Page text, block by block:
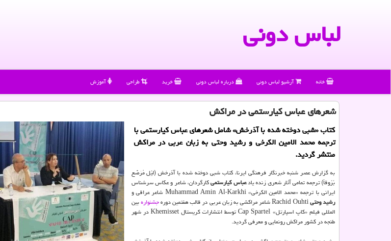
لباس دونی
خانه آرشیو لباس دونی درباره لباس دونی خرید طراحی آموزش
شعرهای عباس كیارستمی در مراكش
کتاب «شبی دوخته شده با آذرخش» شامل شعرهای عباس کیارستمی با
ترجمه محمد الامین الکرخی و رشید وحتی به زبان عربی در مراکش
منتشر گردید.
به گزارش عصر شنبه خبرنگار فرهنگی ایرنا، کتاب شبی دوخته شده با آذرخش (لیْل مُرَصَّع
بُرُوقاً) ترجمه تمامی آثار شعری زنده یادعباس کیارستمیکارگردان، شاعر و عکاس سرشناس
ایرانی با ترجمه «محمد الامین الکرخی» Muhammad Amin Al-Karkhi شاعر عراقی و
رشید وحتیRachid Ouhti شاعر مراکشی به زبان عربی در قالب هفتمین دوره جشنوارهبین
المللی فیلم «کاپ اسپارتل» Cap Spartel توسط انتشارات کریستال Khemisset در شهر
طنجه در کشور مراکش رونمایی و معرفی گردید.